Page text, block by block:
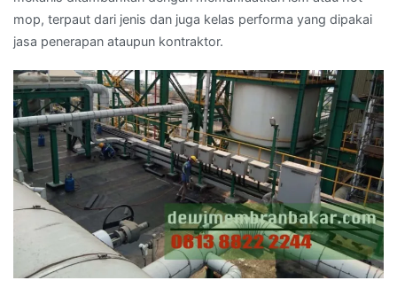
mop, terpaut dari jenis dan juga kelas performa yang dipakai
jasa penerapan ataupun kontraktor.